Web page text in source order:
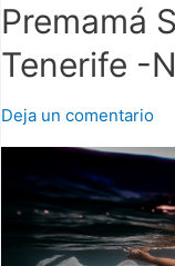
Premamá
Tenerife -
Deja un comentario
Premamá
Submarina
Tenerife
Natalia
&
David-